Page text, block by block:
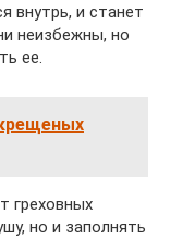
внутрь, и станет
неизбежны, но
ее.
греховных
но и заполнять